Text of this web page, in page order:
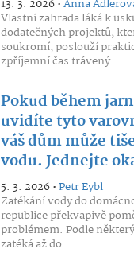
13. 3. 2026 •Anna
Vlastní zahrada láká k
dodatečných projektů,
soukromí, poslouží
zpříjemní čas trávený...
Pokud během
uvidíte tyto
váš dům může
vodu. Jednejte
5. 3. 2026 •Petr Eybl
Zatékání vody do
republice překvapivě
problémem. Podle
zatéká až do...